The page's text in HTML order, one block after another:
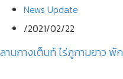
News Update
/2021/02/22
ลานกางเต็นท์ ไร่ภูกามยาว พั